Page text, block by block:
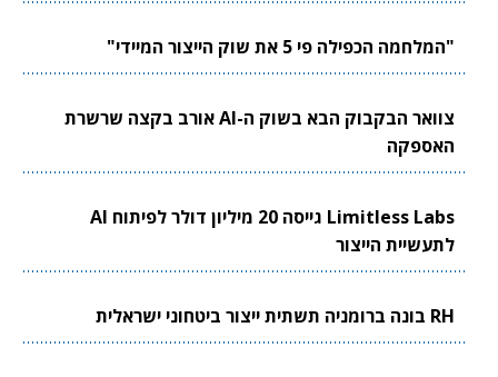
"המלחמה הכפילה פי 5 את שוק הייצור המיידי"
צוואר הבקבוק הבא בשוק ה-AI אורב בקצה שרשרת
האספקה
Limitless Labs גייסה 20 מיליון דולר לפיתוח AI
לתעשיית הייצור
RH בונה ברומניה תשתית ייצור ביטחוני ישראלית